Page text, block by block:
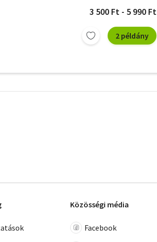
3 500 Ft - 5 990 Ft
2 példány
Közösségi média
Facebook